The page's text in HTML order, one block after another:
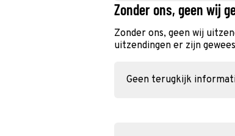
Zonder ons, geen wij
Zonder ons, geen wij
uitzendingen er zijn
Geen terugkijk